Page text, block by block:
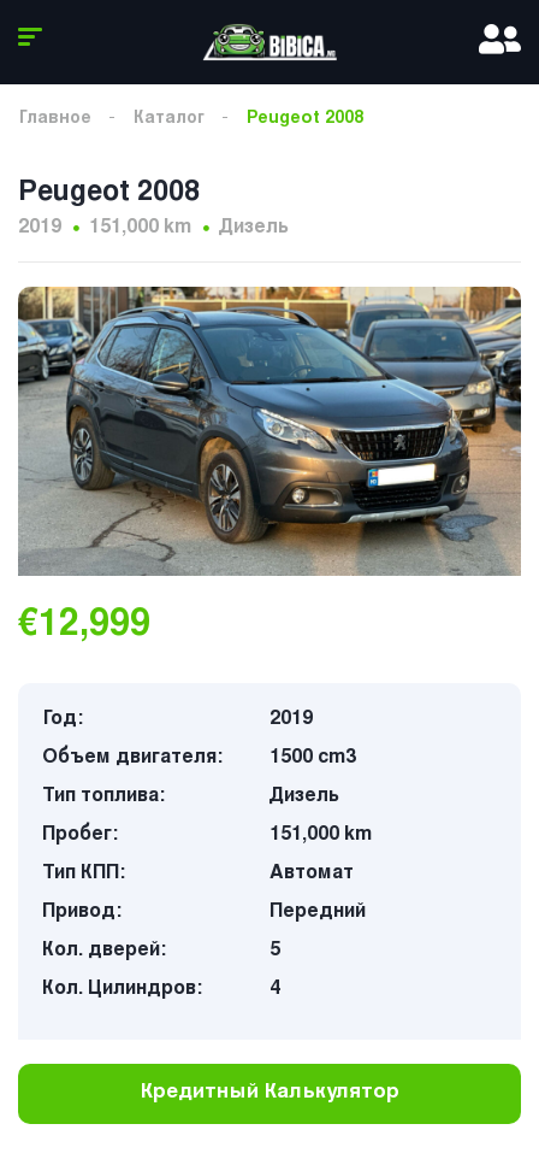
Главное Каталог Peugeot 2008
Peugeot 2008
2019 151,000 km Дизель
€12,999
Год:
2019
Объем двигателя:
1500 cm3
Тип топлива:
Дизель
Пробег:
151,000 km
Тип КПП:
Автомат
Привод:
Передний
Кол. дверей:
5
Кол. Цилиндров:
4
Кредитный Калькулятор